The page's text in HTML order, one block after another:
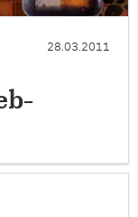
28.03.2011